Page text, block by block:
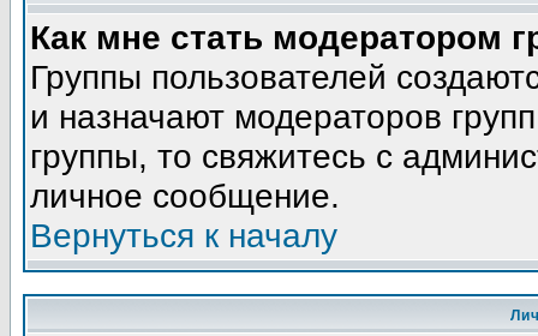
Как мне стать модератором
Группы пользователей
и назначают модераторов
группы, то свяжитесь с
личное сообщение.
Вернуться к началу